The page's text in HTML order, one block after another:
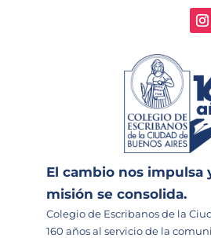
El cambio nos impulsa
misión se consolida.
Colegio de Escribanos de la
160 años al servicio de la